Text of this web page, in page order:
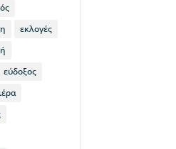
εκλογές
εύδοξος